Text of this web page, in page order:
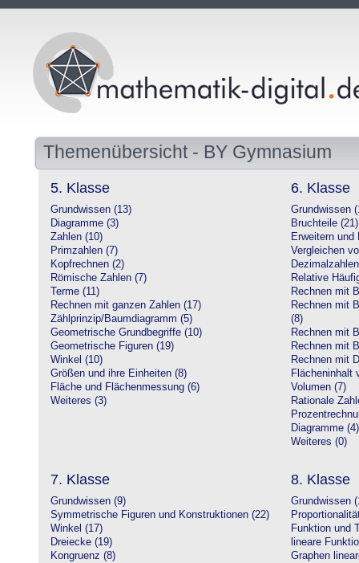
Themenübersicht - BY Gymnasium
5. Klasse
Grundwissen (13)
Diagramme (3)
Zahlen (10)
Primzahlen (7)
Kopfrechnen (2)
Römische Zahlen (7)
Terme (11)
Rechnen mit ganzen Zahlen (17)
Zählprinzip/Baumdiagramm (5)
Geometrische Grundbegriffe (10)
Geometrische Figuren (19)
Winkel (10)
Größen und ihre Einheiten (8)
Fläche und Flächenmessung (6)
Weiteres (3)
6. Klasse
Grundwissen
Bruchteile (21)
Erweitern und
Vergleichen
Relative
Rechnen mit
Rechnen mit
(8)
Rechnen mit
Rechnen mit
Rechnen mit
Flächeninhalt
Volumen (7)
Rationale
Diagramme (4)
Weiteres (0)
7. Klasse
Grundwissen (9)
Symmetrische Figuren und Konstruktionen (22)
Winkel (17)
Dreiecke (19)
Kongruenz (8)
8. Klasse
Grundwissen
Funktion und
lineare
Graphen